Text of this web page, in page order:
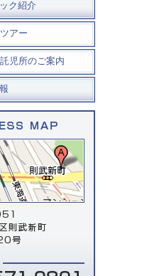
ク紹介
アー
児所のご案内